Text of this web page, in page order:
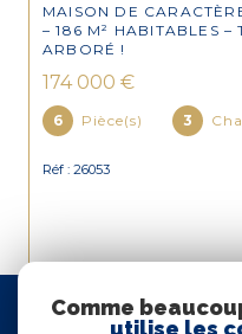
MAISON DE
– 186 M² HABITABLES –
ARBORÉ !
174 000 €
6 Pièce(s) 3
Réf : 26053
Comme
utilise les